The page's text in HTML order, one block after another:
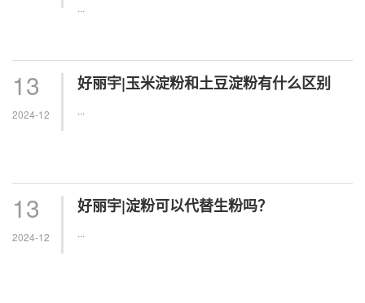
...
13
2024-12
好丽宇|玉米淀粉和土豆淀粉有什么区别
...
13
2024-12
好丽宇|淀粉可以代替生粉吗？
...